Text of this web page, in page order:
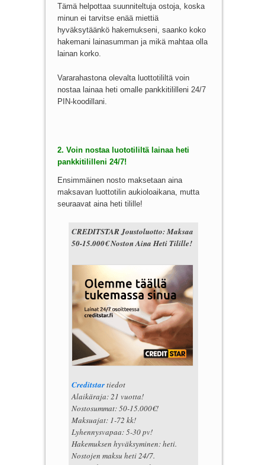
Tämä helpottaa suunniteltuja ostoja, koska
minun ei tarvitse enää miettiä
hyväksytäänkö hakemukseni, saanko koko
hakemani lainasumman ja mikä mahtaa olla
lainan korko.
Vararahastona olevalta luottotililtä voin
nostaa lainaa heti omalle pankkitililleni 24/7
PIN-koodillani.
2. Voin nostaa luototililtä lainaa heti
pankkitililleni 24/7!
Ensimmäinen nosto maksetaan aina
maksavan luottotilin aukioloaikana, mutta
seuraavat aina heti tilille!
CREDITSTAR Joustoluotto: Maksaa
50-15.000€ Noston Aina Heti Tilille!
Creditstartiedot
Alaikäraja: 21 vuotta!
Nostosummat: 50-15.000€!
Maksuajat: 1-72 kk!
Lyhennysvapaa: 5-30 pv!
Hakemuksen hyväksyminen: heti.
Nostojen maksu heti 24/7.